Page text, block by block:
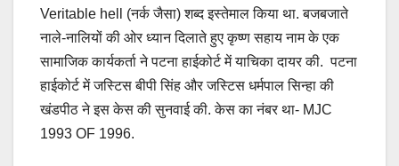
Veritable hell (नर्क जैसा) शब्द इस्तेमाल किया था. बजबजाते
नाले-नालियों की ओर ध्यान दिलाते हुए कृष्ण सहाय नाम के एक
सामाजिक कार्यकर्ता ने पटना हाईकोर्ट में याचिका दायर की. पटना
हाईकोर्ट में जस्टिस बीपी सिंह और जस्टिस धर्मपाल सिन्हा की
खंडपीठ ने इस केस की सुनवाई की. केस का नंबर था- MJC
1993 OF 1996.